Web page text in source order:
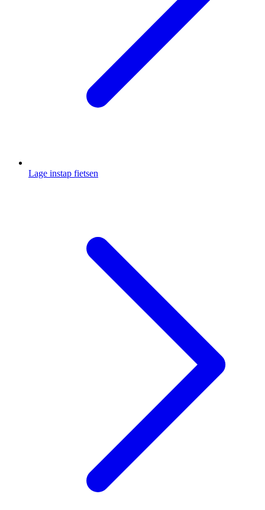
Lage instap fietsen